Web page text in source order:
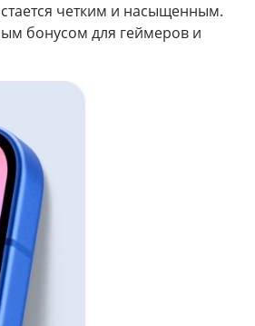
четким и насыщенным.
бонусом для геймеров и